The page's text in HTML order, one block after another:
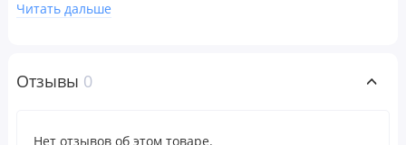
Витамины K2 и D3 от Futurebiotics® — это
В качестве пищевой добавки для взрослых принимать
Читать дальше
Отзывы 0
Нет отзывов об этом товаре.